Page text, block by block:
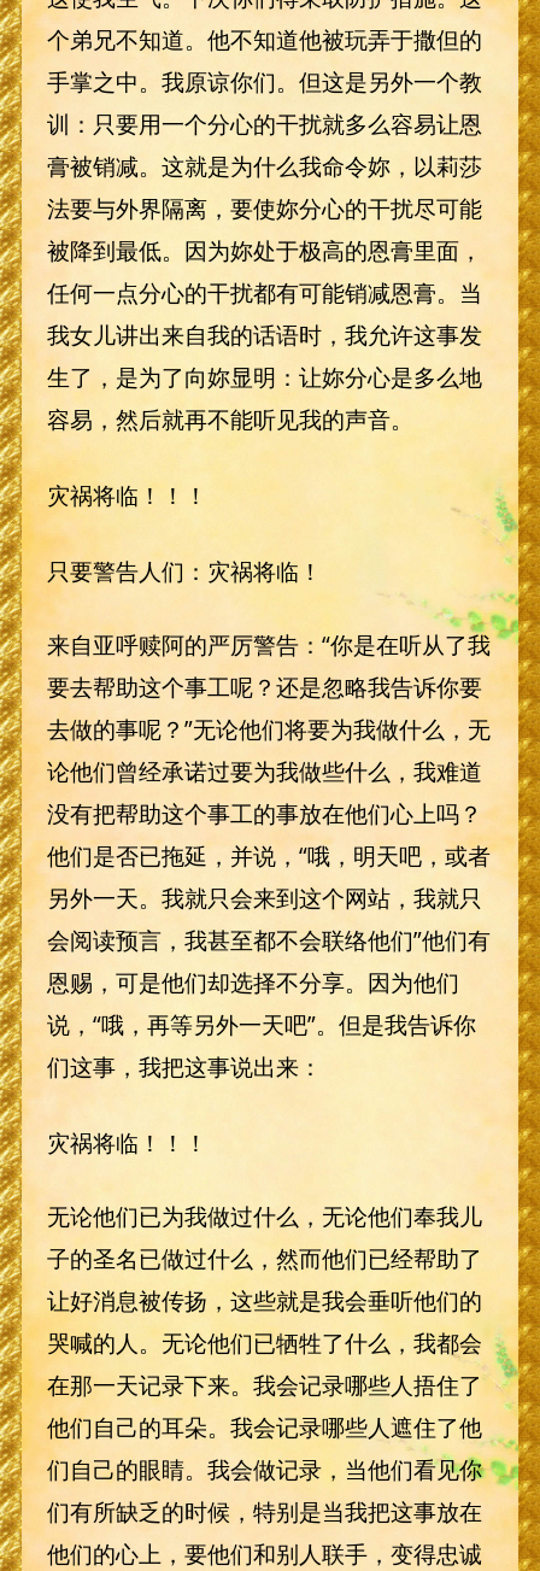
个弟兄不知道。他不知道他被玩弄于撒但的
手掌之中。我原谅你们。但这是另外一个教
训：只要用一个分心的干扰就多么容易让恩
膏被销减。这就是为什么我命令妳，以莉莎
法要与外界隔离，要使妳分心的干扰尽可能
被降到最低。因为妳处于极高的恩膏里面，
任何一点分心的干扰都有可能销减恩膏。当
我女儿讲出来自我的话语时，我允许这事发
生了，是为了向妳显明：让妳分心是多么地
容易，然后就再不能听见我的声音。
灾祸将临！！！
只要警告人们：灾祸将临！
来自亚呼赎阿的严厉警告：“你是在听从了我
要去帮助这个事工呢？还是忽略我告诉你要
去做的事呢？”无论他们将要为我做什么，无
论他们曾经承诺过要为我做些什么，我难道
没有把帮助这个事工的事放在他们心上吗？
他们是否已拖延，并说，“哦，明天吧，或者
另外一天。我就只会来到这个网站，我就只
会阅读预言，我甚至都不会联络他们”他们有
恩赐，可是他们却选择不分享。因为他们
说，“哦，再等另外一天吧”。但是我告诉你
们这事，我把这事说出来：
灾祸将临！！！
无论他们已为我做过什么，无论他们奉我儿
子的圣名已做过什么，然而他们已经帮助了
让好消息被传扬，这些就是我会垂听他们的
哭喊的人。无论他们已牺牲了什么，我都会
在那一天记录下来。我会记录哪些人捂住了
他们自己的耳朵。我会记录哪些人遮住了他
们自己的眼睛。我会做记录，当他们看见你
们有所缺乏的时候，特别是当我把这事放在
他们的心上，要他们和别人联手，变得忠诚